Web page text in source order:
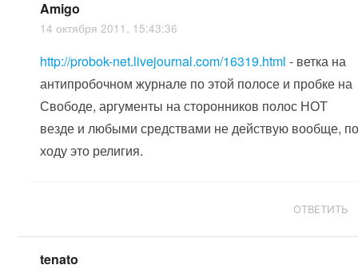
Amigo
14 октября 2011, 15:43:36
http://probok-net.livejournal.com/16319.html - ветка на
антипробочном журнале по этой полосе и пробке на
Свободе, аргументы на сторонников полос НОТ
везде и любыми средствами не действую вообще,
ходу это религия.
ОТВЕТИТЬ
tenato